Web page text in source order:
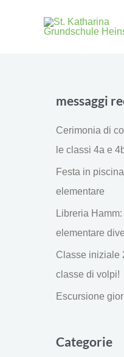
messaggi
Cerimonia di
le classi 4a e
Festa in
elementare
Libreria
elementare
Classe iniziale
classe di volpi!
Escursione
Categorie